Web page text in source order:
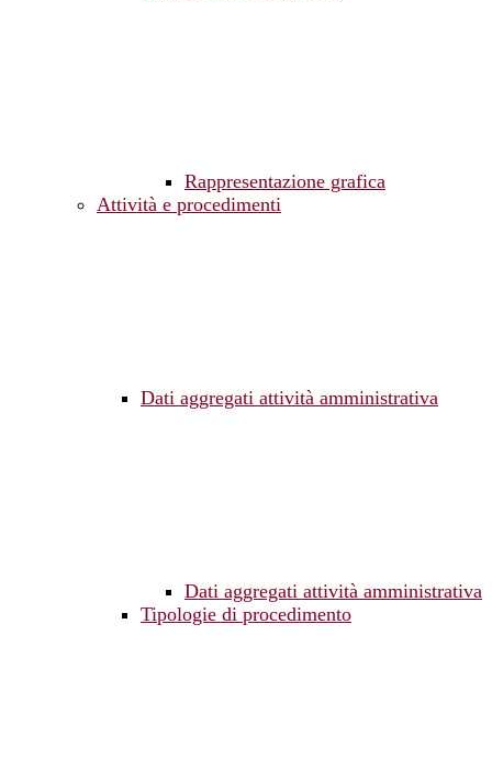
Rappresentazione grafica
Attività e procedimenti
Dati aggregati attività amministrativa
Dati aggregati attività amministrativa
Tipologie di procedimento